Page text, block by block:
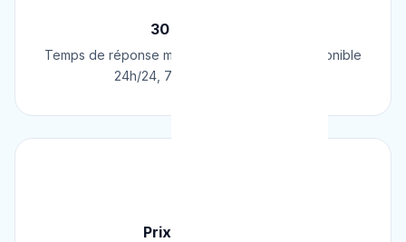
30 Min Chrono
Temps de réponse moyen de 30 minutes. Disponible
24h/24, 7j/7, 365 jours par an.
Prix Fixe Garanti